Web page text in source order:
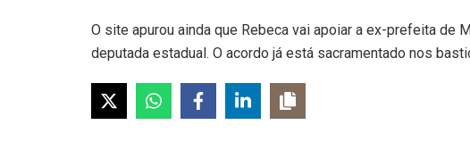
O site apurou ainda que Rebeca vai apoiar a ex-prefeita de
deputada estadual. O acordo já está sacramentado nos